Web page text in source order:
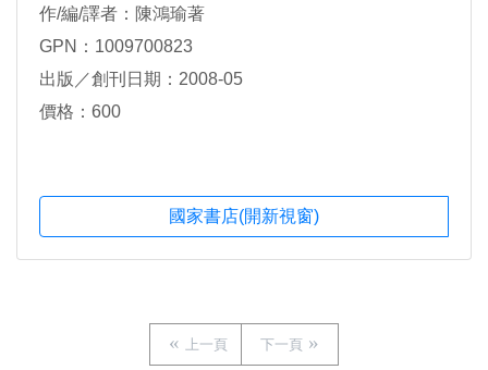
作/編/譯者：陳鴻瑜著
GPN：1009700823
出版／創刊日期：2008-05
價格：600
國家書店(開新視窗)
上一頁 下一頁